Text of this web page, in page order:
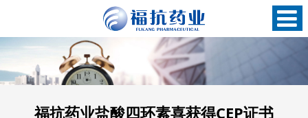
福抗药业盐酸四环素喜获得CEP证书